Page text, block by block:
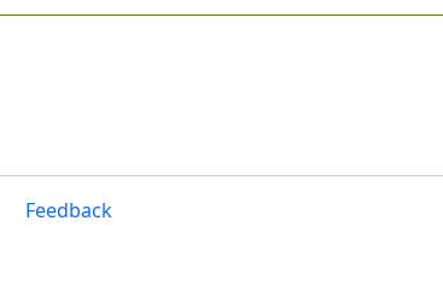
Feedback